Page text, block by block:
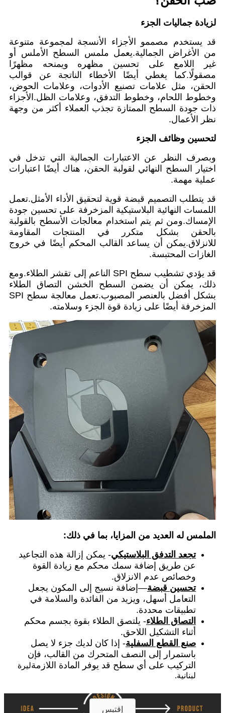
لزيادة جماليات الجزء
قد يستخدم مصممو الأجزاء الأنسجة لمجموعة متنوعة
من الأغراض الجمالية.يعمل ملمس السطح الأملس أو
غير اللامع على تحسين مظهره ويمنحه مظهرًا
مصقولًا.كما يغطي أيضًا الأخطاء الناتجة عن قوالب
الحقن، مثل علامات تصنيع الأدوات، وعلامات الحوض،
وخطوط اللحام، وخطوط التدفق، وعلامات الظل.الأجزاء
ذات جودة السطح الممتازة تجذب العملاء أكثر من وجهة
نظر الأعمال.
لتحسين وظائف الجزء
وبصرف النظر عن الاعتبارات الجمالية التي تدخل في
اختيار السطح النهائي لقولبة الحقن، هناك أيضًا اعتبارات
عملية مهمة.
قد يتطلب التصميم قبضة قوية لتحقيق الأداء الأمثل.تعمل
اللمسات النهائية البلاستيكية المزخرفة على تحسين جودة
الإمساك.ومن ثم يتم استخدام معالجات الأسطح بالقولبة
بالحقن بشكل متكرر في المنتجات المقاومة
للانزلاق.يمكن أن يساعد القالب المحكم أيضًا في خروج
الغازات المحتبسة.
قد يؤدي تشطيب سطح SPI الناعم إلى تقشر الطلاء.ومع
ذلك، يمكن أن يضمن السطح الخشن التصاق الطلاء
بشكل أفضل بالعنصر المصبوب.تعمل معالجة سطح SPI
المزخرفة أيضًا على زيادة قوة الجزء وسلامته.
الملمس له العديد من المزايا، بما في ذلك:
تجعد التدفق البلاستيكي- يمكن إزالة هذه التجاعيد
عن طريق إضافة سمك محكم مع زيادة القوة
وخصائص عدم الانزلاق.
تحسين قبضة—إضافة نسيج إلى المكون يجعل
التعامل أسهل، ويزيد من الفائدة والسلامة في
تطبيقات محددة.
التصاق الطلاء- يلتصق الطلاء بقوة بجسم محكم
أثناء التشكيل اللاحق.
صنع القطع السفلية- إذا كان لديك جزء لا يصل
باستمرار إلى النصف المتحرك من القالب، فإن
التركيب على أي سطح قد يوفر المادة اللازمةليرة
لبنانية.
إقتبس